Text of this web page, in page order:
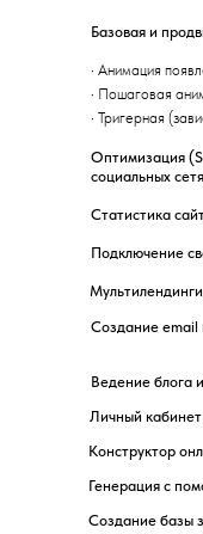
Базовая и
· Анимация
· Пошаговая
· Тригерная
Оптимизация
социальных
Статистика
Подключение
Создание email
Ведение блога
Создание базы
Личный кабинет
Генерация с
Конструктор